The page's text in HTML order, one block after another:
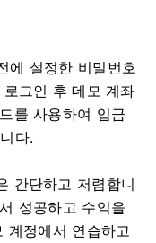
에 설정한 비밀번호
그인 후 데모 계좌
를 사용하여 입금
다.
간단하고 저렴합니
성공하고 수익을
계정에서 연습하고